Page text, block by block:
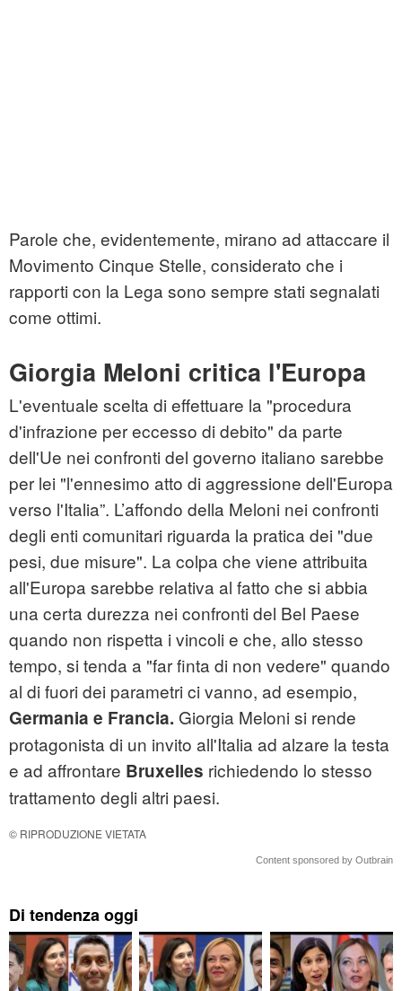
Parole che, evidentemente, mirano ad attaccare il
Movimento Cinque Stelle, considerato che i
rapporti con la Lega sono sempre stati segnalati
come ottimi.
Giorgia Meloni critica l'Europa
L'eventuale scelta di effettuare la "procedura
d'infrazione per eccesso di debito" da parte
dell'Ue nei confronti del governo italiano sarebbe
per lei "l'ennesimo atto di aggressione dell'Europa
verso l'Italia”. L’affondo della Meloni nei confronti
degli enti comunitari riguarda la pratica dei "due
pesi, due misure". La colpa che viene attribuita
all'Europa sarebbe relativa al fatto che si abbia
una certa durezza nei confronti del Bel Paese
quando non rispetta i vincoli e che, allo stesso
tempo, si tenda a "far finta di non vedere" quando
al di fuori dei parametri ci vanno, ad esempio,
Germania e Francia. Giorgia Meloni si rende
protagonista di un invito all'Italia ad alzare la testa
e ad affrontare Bruxelles richiedendo lo stesso
trattamento degli altri paesi.
© RIPRODUZIONE VIETATA
Content sponsored by Outbrain
Di tendenza oggi